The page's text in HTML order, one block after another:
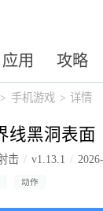
应用 攻略
手机游戏 详情
线黑洞表面
击 v1.13.1
动作